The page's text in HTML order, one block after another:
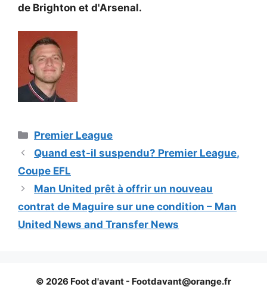
de Brighton et d'Arsenal.
Catégories
Premier League
Quand est-il suspendu? Premier League,
Coupe EFL
Man United prêt à offrir un nouveau
contrat de Maguire sur une condition – Man
United News and Transfer News
© 2026 Foot d'avant - Footdavant@orange.fr